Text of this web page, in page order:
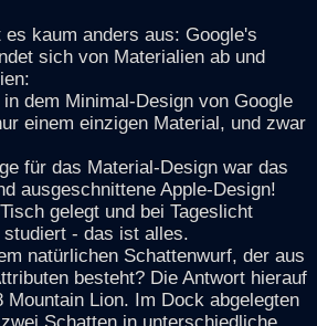
es kaum anders aus: Google's
sich von Materialien ab und
dem Minimal-Design von Google
einem einzigen Material, und zwar
für das Material-Design war das
ausgeschnittene Apple-Design!
gelegt und bei Tageslicht
- das ist alles.
natürlichen Schattenwurf, der aus
besteht? Die Antwort hierauf
Mountain Lion. Im Dock abgelegten